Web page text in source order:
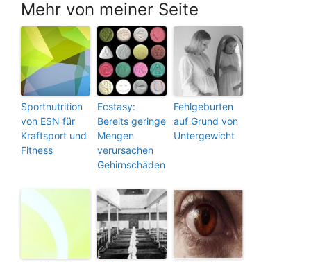
Mehr von meiner Seite
Sportnutrition
von ESN für
Kraftsport und
Fitness
Ecstasy:
Bereits geringe
Mengen
verursachen
Gehirnschäden
Fehlgeburten
auf Grund von
Untergewicht